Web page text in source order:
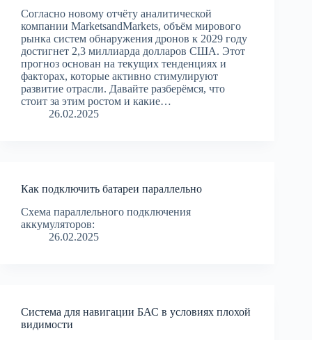
Согласно новому отчёту аналитической
компании MarketsandMarkets, объём мирового
рынка систем обнаружения дронов к 2029 году
достигнет 2,3 миллиарда долларов США. Этот
прогноз основан на текущих тенденциях и
факторах, которые активно стимулируют
развитие отрасли. Давайте разберёмся, что
стоит за этим ростом и какие…
26.02.2025
Как подключить батареи параллельно
Схема параллельного подключения
аккумуляторов:
26.02.2025
Система для навигации БАС в условиях плохой
видимости